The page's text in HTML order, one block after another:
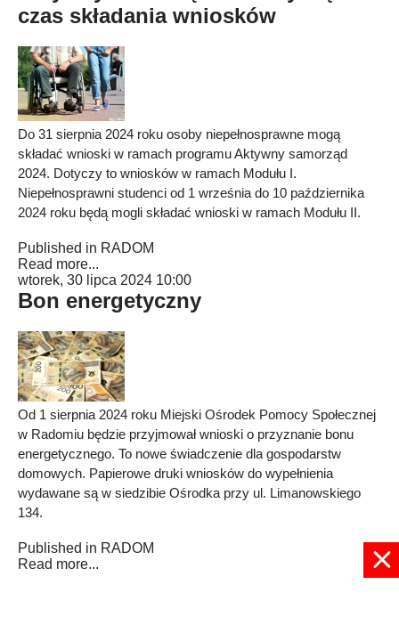
czas składania wniosków
Do 31 sierpnia 2024 roku osoby niepełnosprawne mogą
składać wnioski w ramach programu Aktywny samorząd
2024. Dotyczy to wniosków w ramach Modułu I.
Niepełnosprawni studenci od 1 września do 10 października
2024 roku będą mogli składać wnioski w ramach Modułu II.
Published in RADOM
Read more...
wtorek, 30 lipca 2024 10:00
Bon energetyczny
Od 1 sierpnia 2024 roku Miejski Ośrodek Pomocy Społecznej
w Radomiu będzie przyjmował wnioski o przyznanie bonu
energetycznego. To nowe świadczenie dla gospodarstw
domowych. Papierowe druki wniosków do wypełnienia
wydawane są w siedzibie Ośrodka przy ul. Limanowskiego
134.
Published in RADOM
Read more...